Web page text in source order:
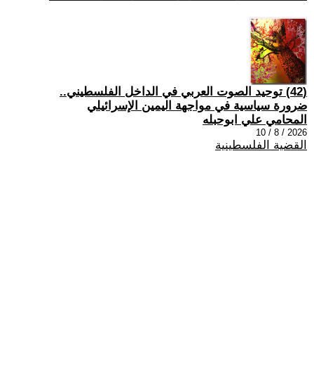
(42) توحيد الصوت العربي في الداخل الفلسطيني..
ضرورة سياسية في مواجهة اليمين الإسرائيلي
المحامي علي ابوحبله
2026 / 8 / 10
القضية الفلسطينية